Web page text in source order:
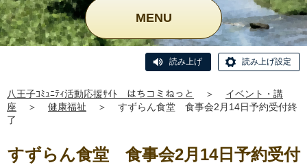
MENU
読み上げ 読み上げ設定
八王子ｺﾐｭﾆﾃｨ活動応援ｻｲﾄ はちコミねっと ＞
イベント・講
座
＞ 健康福祉 ＞
すずらん食堂 食事会2月14日予約受付終
了
すずらん食堂 食事会2月14日予約受付